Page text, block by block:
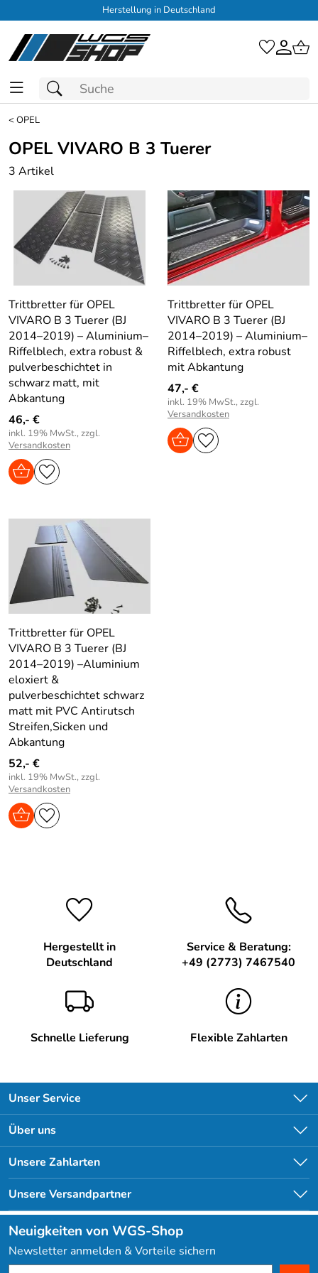
Herstellung in Deutschland
<OPEL
OPEL VIVARO B 3 Tuerer
3 Artikel
Trittbretter für OPEL
VIVARO B 3 Tuerer (BJ
2014–2019) – Aluminium–
Riffelblech, extra robust &
pulverbeschichtet in
schwarz matt, mit
Abkantung
46,- €
inkl. 19% MwSt., zzgl.
Versandkosten
Trittbretter für OPEL
VIVARO B 3 Tuerer (BJ
2014–2019) – Aluminium–
Riffelblech, extra robust
mit Abkantung
47,- €
inkl. 19% MwSt., zzgl.
Versandkosten
Trittbretter für OPEL
VIVARO B 3 Tuerer (BJ
2014–2019) –Aluminium
eloxiert &
pulverbeschichtet schwarz
matt mit PVC Antirutsch
Streifen,Sicken und
Abkantung
52,- €
inkl. 19% MwSt., zzgl.
Versandkosten
Hergestellt in
Deutschland
Service & Beratung:
+49 (2773) 7467540
Schnelle Lieferung Flexible Zahlarten
Unser Service
Kontakt
Newsletter
Lieferbedingungen
Kundenlogin
Über uns
Unsere Bestseller
Angebote
Unsere Zahlarten
Unsere Versandpartner
Neuigkeiten von WGS-Shop
Newsletter anmelden & Vorteile sichern